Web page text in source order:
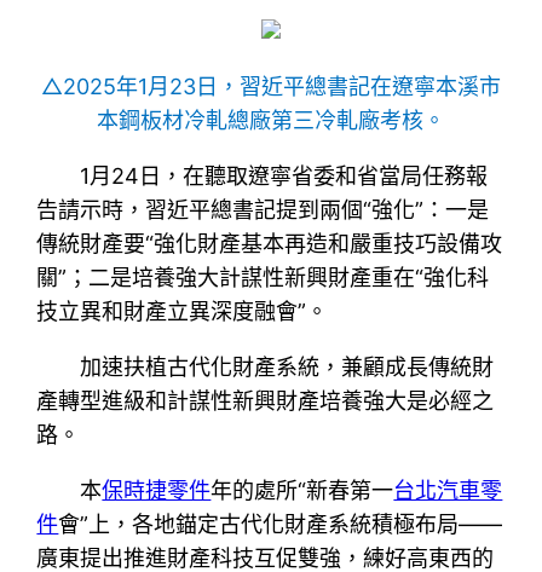
△2025年1月23日，習近平總書記在遼寧本溪市
本鋼板材冷軋總廠第三冷軋廠考核。
1月24日，在聽取遼寧省委和省當局任務報
告請示時，習近平總書記提到兩個“強化”：一是
傳統財產要“強化財產基本再造和嚴重技巧設備攻
關”；二是培養強大計謀性新興財產重在“強化科
技立異和財產立異深度融會”。
加速扶植古代化財產系統，兼顧成長傳統財
產轉型進級和計謀性新興財產培養強大是必經之
路。
本保時捷零件年的處所“新春第一台北汽車零
件會”上，各地錨定古代化財產系統積極布局——
廣東提出推進財產科技互促雙強，練好高東西的